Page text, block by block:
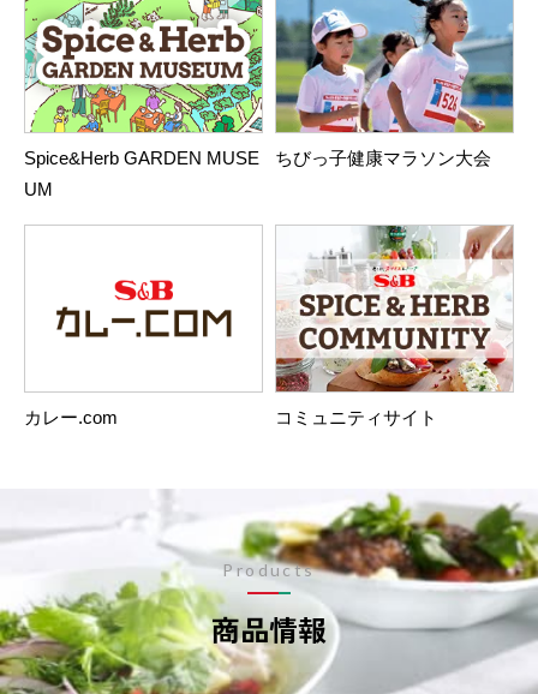
Spice&Herb GARDEN MUSE
UM
ちびっ子健康マラソン大会
カレー.com コミュニティサイト
商品情報
Products